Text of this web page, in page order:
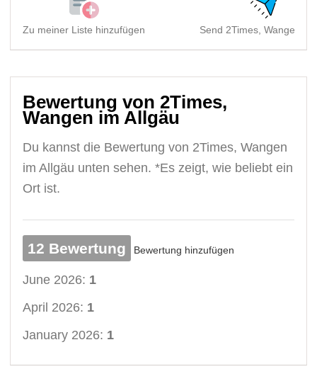
Zu meiner Liste hinzufügen Send 2Times, Wangen im
Bewertung von 2Times,
Wangen im Allgäu
Du kannst die Bewertung von 2Times, Wangen
im Allgäu unten sehen. *Es zeigt, wie beliebt ein
Ort ist.
12 Bewertung Bewertung hinzufügen
June 2026: 1
April 2026: 1
January 2026: 1